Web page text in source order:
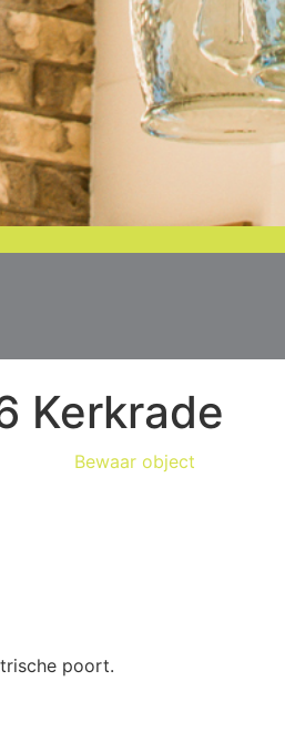
Kerkrade
Bewaar object
poort.